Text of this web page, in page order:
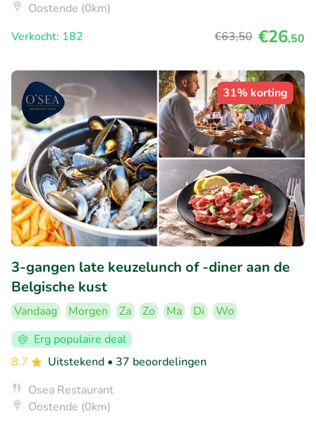
Oostende (0km)
Verkocht: 182
€63,50 €26,50
31% korting
3-gangen late keuzelunch of -diner aan de
Belgische kust
Vandaag Morgen Za Zo Ma Di
Wo
Erg populaire deal
8.7
Uitstekend • 37 beoordelingen
Osea Restaurant
Oostende (0km)